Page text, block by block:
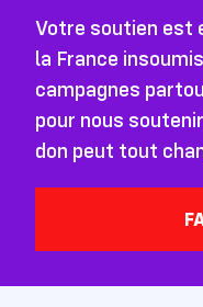
Votre soutien est
la France
campagnes
pour nous
don peut tout